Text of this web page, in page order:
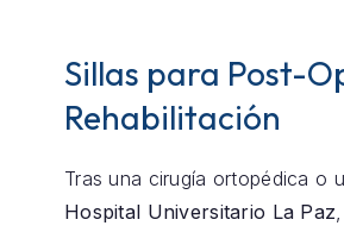
Sillas para Post-
Rehabilitación
Tras una cirugía ortopédica o
Hospital Universitario La Paz